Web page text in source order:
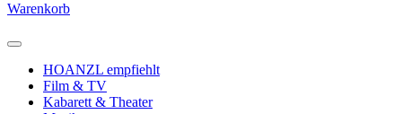
Warenkorb
HOANZL empfiehlt
Film & TV
Kabarett & Theater